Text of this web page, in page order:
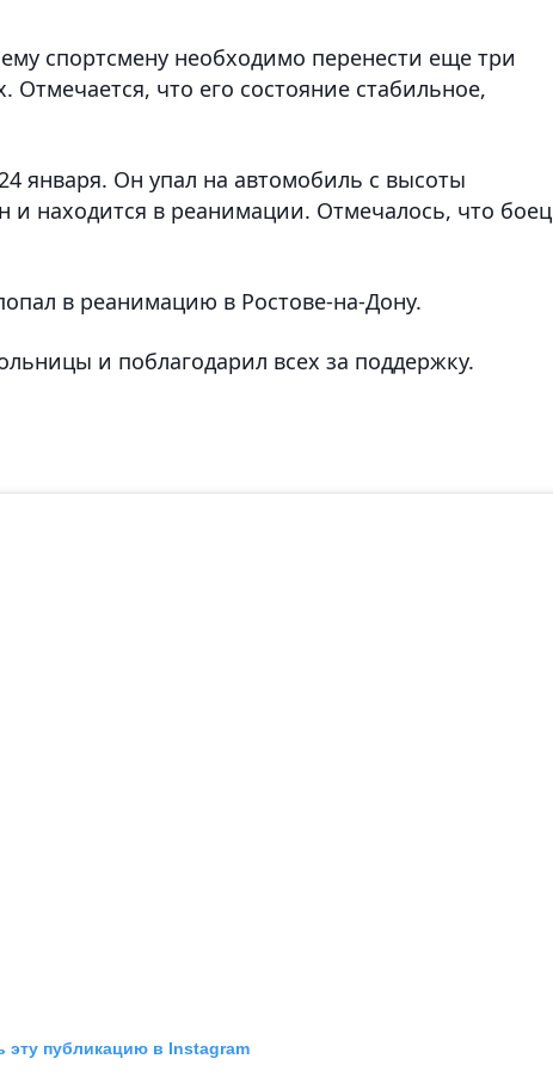
спортсмену необходимо перенести еще три
что его состояние стабильное,
января. Он упал на автомобиль с высоты
и находится в реанимации. Отмечалось, что боец
в реанимацию в Ростове-на-Дону.
и поблагодарил всех за поддержку.
эту публикацию в Instagram